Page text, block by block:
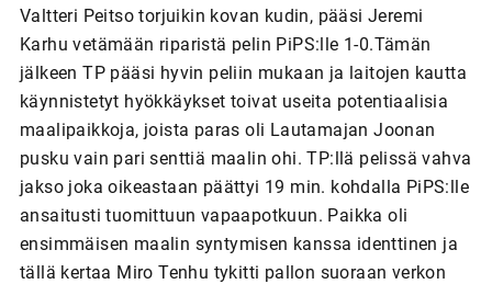
Valtteri Peitso torjuikin kovan kudin, pääsi Jeremi
Karhu vetämään riparistä pelin PiPS:lle 1-0.Tämän
jälkeen TP pääsi hyvin peliin mukaan ja laitojen kautta
käynnistetyt hyökkäykset toivat useita potentiaalisia
maalipaikkoja, joista paras oli Lautamajan Joonan
pusku vain pari senttiä maalin ohi. TP:llä pelissä vahva
jakso joka oikeastaan päättyi 19 min. kohdalla PiPS:lle
ansaitusti tuomittuun vapaapotkuun. Paikka oli
ensimmäisen maalin syntymisen kanssa identtinen ja
tällä kertaa Miro Tenhu tykitti pallon suoraan verkon